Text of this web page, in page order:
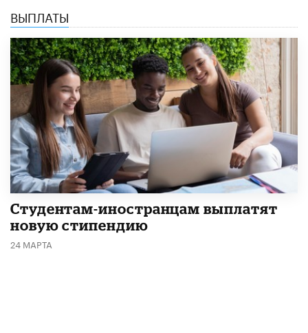
ВЫПЛАТЫ
Студентам-иностранцам выплатят
новую стипендию
24 МАРТА